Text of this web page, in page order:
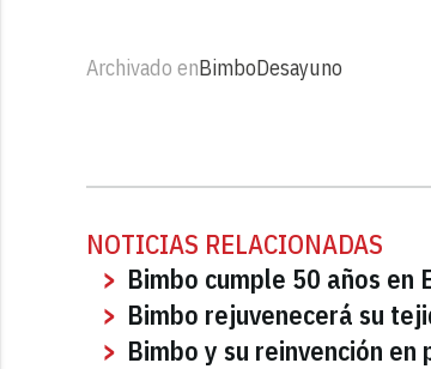
Archivado enBimboDesayuno
NOTICIAS RELACIONADAS
Bimbo cumple 50 años en
Bimbo rejuvenecerá su
Bimbo y su reinvención